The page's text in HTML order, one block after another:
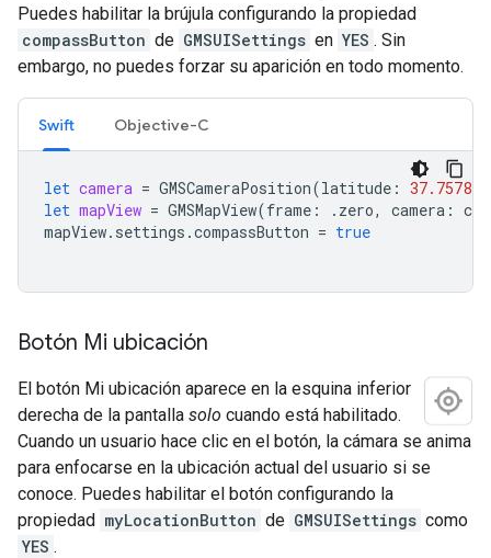
Puedes habilitar la brújula configurando la propiedad
compassButton de GMSUISettings en YES . Sin
embargo, no puedes forzar su aparición en todo momento.
Swift Objective-C
let camera = GMSCameraPosition(latitude : 37.757815
let mapView = GMSMapView(frame : . zero, camera :
mapView. settings .compassButton = true
Botón Mi ubicación
El botón Mi ubicación aparece en la esquina inferior
derecha de la pantalla solo cuando está habilitado.
Cuando un usuario hace clic en el botón, la cámara se anima
para enfocarse en la ubicación actual del usuario si se
conoce. Puedes habilitar el botón configurando la
propiedad myLocationButton de GMSUISettings como
YES .